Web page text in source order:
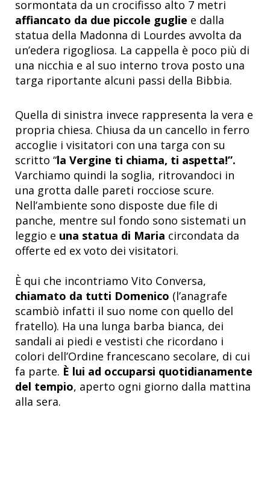
sormontata da un crocifisso alto 7 metri
affiancato da due piccole guglie e dalla
statua della Madonna di Lourdes avvolta da
un’edera rigogliosa. La cappella è poco più di
una nicchia e al suo interno trova posto una
targa riportante alcuni passi della Bibbia.
Quella di sinistra invece rappresenta la vera e
propria chiesa. Chiusa da un cancello in ferro
accoglie i visitatori con una targa con su
scritto “la Vergine ti chiama, ti aspetta!”.
Varchiamo quindi la soglia, ritrovandoci in
una grotta dalle pareti rocciose scure.
Nell’ambiente sono disposte due file di
panche, mentre sul fondo sono sistemati un
leggio e una statua di Maria circondata da
offerte ed ex voto dei visitatori.
È qui che incontriamo Vito Conversa,
chiamato da tutti Domenico (l’anagrafe
scambiò infatti il suo nome con quello del
fratello). Ha una lunga barba bianca, dei
sandali ai piedi e vestisti che ricordano i
colori dell’Ordine francescano secolare, di cui
fa parte. È lui ad occuparsi quotidianamente
del tempio, aperto ogni giorno dalla mattina
alla sera.